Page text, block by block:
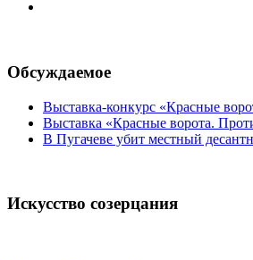
Обсуждаемое
Выставка-конкурс «Красные
Выставка «Красные ворота.
В Пугачеве убит местный
Искусство созерцания